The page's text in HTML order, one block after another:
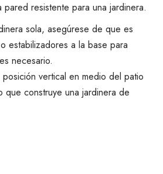
resistente para una jardinera.
sola, asegúrese de que es
estabilizadores a la base para
necesario.